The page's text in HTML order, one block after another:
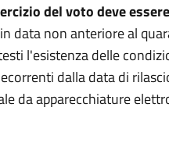
del voto deve
data non anteriore al
l'esistenza delle
dalla data di
da apparecchiature